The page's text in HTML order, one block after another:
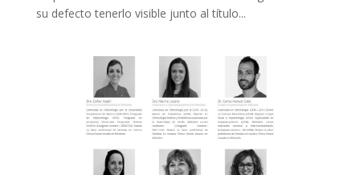
su defecto tenerlo visible junto al título...